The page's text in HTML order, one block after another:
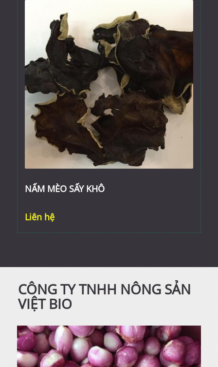
NẤM MÈO SẤY KHÔ
Liên hệ
CÔNG TY TNHH NÔNG SẢN
VIỆT BIO